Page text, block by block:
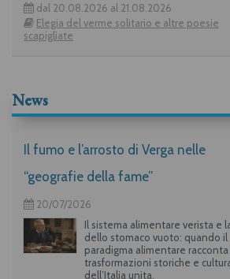
dal 20.08.2026 al 21.08.2026
Elegia del verme solitario e altre poesie
scapigliate
News
Il fumo e l’arrosto di Verga nelle
“geografie della fame”
20/07/2026
Il sistema alimentare verista e
dello stomaco vuoto: quando il
paradigma alimentare racconta
trasformazioni storiche e
dell’Italia unita.